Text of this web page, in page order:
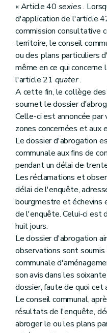
« Article 40 sexies.
d'application de l'article
commission consultative
territoire, le conseil
ou des plans particuliers
même en ce qui
l'article 21 quater.
A cette fin, le collège
soumet le dossier
Celle-ci est annoncée par
zones concernées et aux
Le dossier d'abrogation
communale aux fins de
pendant un délai de
Les réclamations et
délai de l'enquête,
bourgmestre et échevins
de l'enquête. Celui-ci est
huit jours.
Le dossier d'abrogation
observations sont
communale
son avis dans les
dossier, faute de quoi
Le conseil communal,
résultats de l'enquête,
abroger le ou les plans